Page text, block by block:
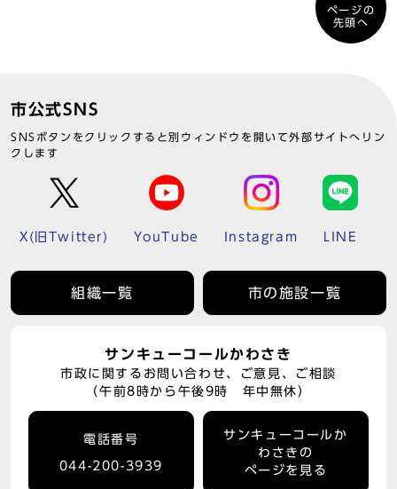
ページの
先頭へ
市公式SNS
SNSボタンをクリックすると別ウィンドウを開いて外部サイトへリン
クします
X(旧Twitter) YouTube Instagram LINE
組織一覧 市の施設一覧
サンキューコールかわさき
市政に関するお問い合わせ、ご意見、ご相談
（午前8時から午後9時 年中無休）
電話番号
044-200-3939
サンキューコールか
わさきの
ページを見る